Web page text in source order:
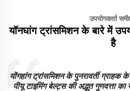
उपयोगकर्ता
यॉनघांग ट्रांसमिशन के बारे में
है
योंगहांग ट्रांसमिशन के पुनरावर्ती
पीयू टाइमिंग बेल्ट्स की अद्भुत गुणवत्ता